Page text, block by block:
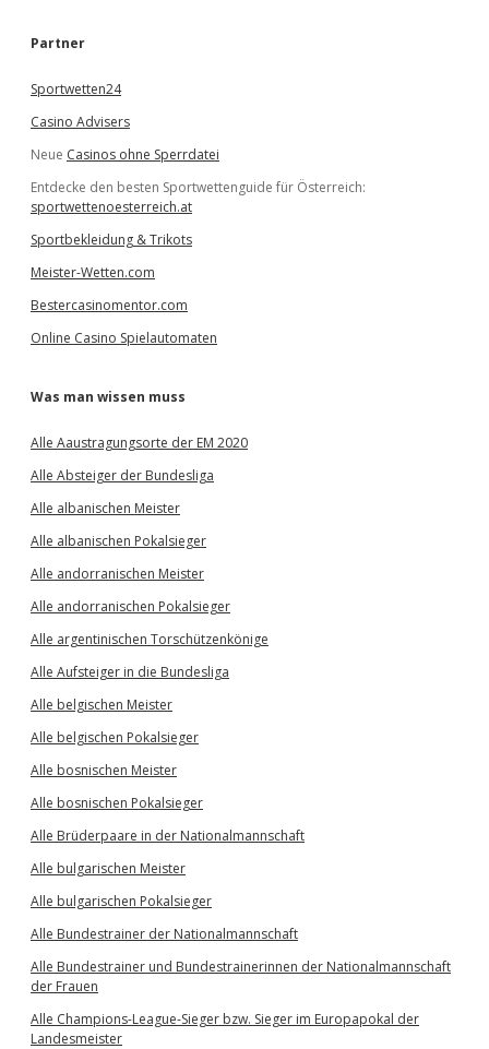
e
Partner
Sportwetten24
Casino Advisers
Neue Casinos ohne Sperrdatei
Entdecke den besten Sportwettenguide für Österreich:
sportwettenoesterreich.at
Sportbekleidung & Trikots
Meister-Wetten.com
Bestercasinomentor.com
Online Casino Spielautomaten
Was man wissen muss
Alle Aaustragungsorte der EM 2020
Alle Absteiger der Bundesliga
Alle albanischen Meister
Alle albanischen Pokalsieger
Alle andorranischen Meister
Alle andorranischen Pokalsieger
Alle argentinischen Torschützenkönige
Alle Aufsteiger in die Bundesliga
Alle belgischen Meister
Alle belgischen Pokalsieger
Alle bosnischen Meister
Alle bosnischen Pokalsieger
Alle Brüderpaare in der Nationalmannschaft
Alle bulgarischen Meister
Alle bulgarischen Pokalsieger
Alle Bundestrainer der Nationalmannschaft
Alle Bundestrainer und Bundestrainerinnen der Nationalmannschaft
der Frauen
Alle Champions-League-Sieger bzw. Sieger im Europapokal der
Landesmeister